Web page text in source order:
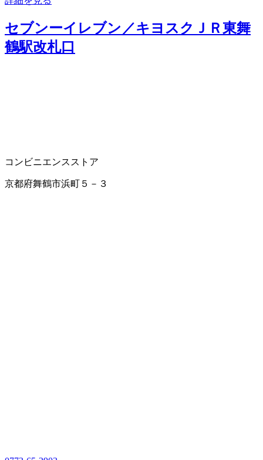
セブンーイレブン／キヨスクＪＲ東舞
鶴駅改札口
コンビニエンスストア
京都府舞鶴市浜町５－３